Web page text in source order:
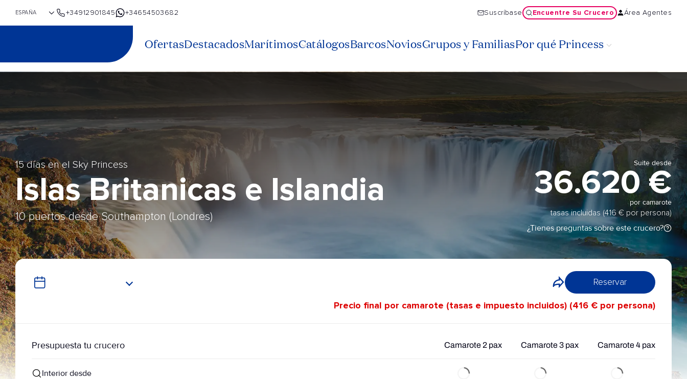
+34912901845 +34654503682 Suscríbase Encuentre Su Crucero Área Agentes
OfertasDestacadosMarítimosCatálogosBarcosNoviosGrupos y FamiliasPor qué Princess
15 días en el Sky Princess
Islas Britanicas e Islandia
10 puertos desde Southampton (Londres)
Suite desde
36.620 €
por camarote
tasas incluidas (416 € por persona)
¿Tienes preguntas sobre este crucero?
Reservar
Precio final por camarote (tasas e impuesto incluidos) (416 € por persona)
Presupuesta tu crucero Camarote 2 pax Camarote 3 pax Camarote 4 pax
Interior desde